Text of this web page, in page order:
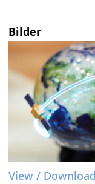
Bilder
View / Download